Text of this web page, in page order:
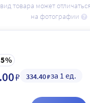
товара может
на фотографии
5
.00₽ 334.40₽за 1 ед.